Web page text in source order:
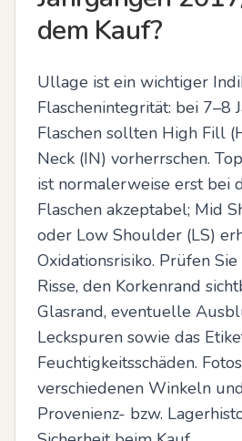
dem Kauf?
Ullage ist ein wichtiger
Flaschenintegrität: bei 7–8
Flaschen sollten High Fill
Neck (IN) vorherrschen.
ist normalerweise erst bei
Flaschen akzeptabel; Mid
oder Low Shoulder (LS)
Oxidationsrisiko. Prüfen
Risse, den Korkenrand
Glasrand, eventuelle
Leckspuren sowie das
Feuchtigkeitsschäden.
verschiedenen Winkeln
Provenienz- bzw.